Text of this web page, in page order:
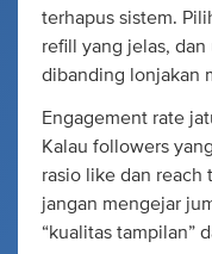
terhapus sistem.
refill yang jelas,
dibanding lonjakan
Engagement rate
Kalau followers
rasio like dan reach
jangan mengejar
“kualitas tampilan”